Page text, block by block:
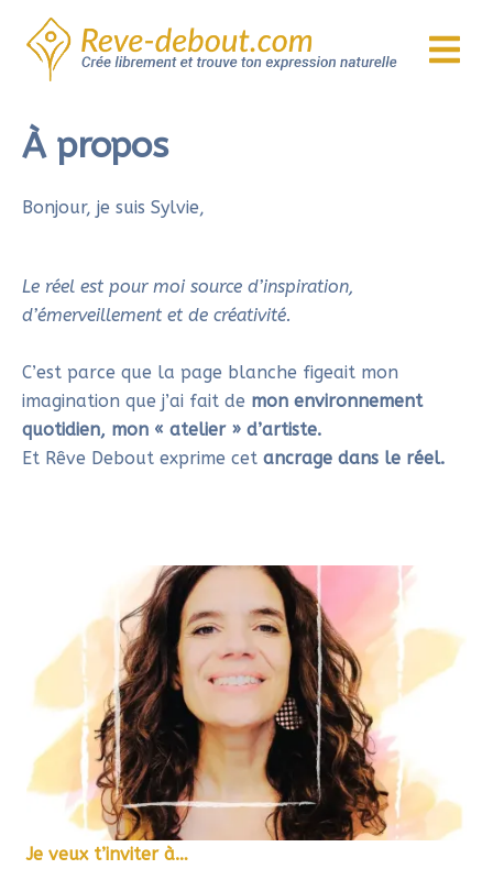
contenu
À propos
Bonjour, je suis Sylvie,
Le réel est pour moi source d’inspiration,
d’émerveillement et de créativité.
C’est parce que la page blanche figeait mon
imagination que j’ai fait de mon environnement
quotidien, mon « atelier » d’artiste.
Et Rêve Debout exprime cet ancrage dans le réel.
Je veux t’inviter à…